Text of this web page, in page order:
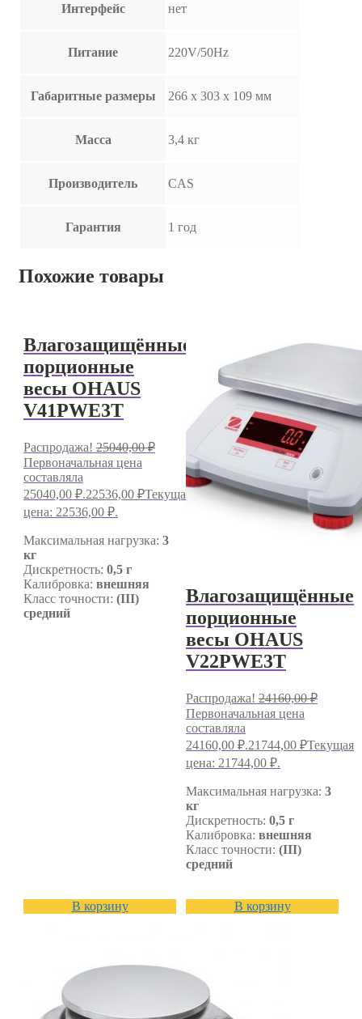
Интерфейс нет
Питание 220V/50Hz
Габаритные размеры 266 х 303 х 109 мм
Масса 3,4 кг
Производитель CAS
Гарантия 1 год
Похожие товары
Влагозащищённые
порционные
весы OHAUS
V41PWE3T
Распродажа! 25040,00₽
Первоначальная цена
составляла
25040,00 ₽.22536,00 ₽Текущая
цена: 22536,00 ₽.
Максимальная нагрузка: 3
кг
Дискретность: 0,5 г
Калибровка: внешняя
Класс точности: (III)
средний
В корзину
Влагозащищённые
порционные
весы OHAUS
V22PWE3T
Распродажа! 24160,00₽
Первоначальная цена
составляла
24160,00 ₽.21744,00 ₽Текущая
цена: 21744,00 ₽.
Максимальная нагрузка: 3
кг
Дискретность: 0,5 г
Калибровка: внешняя
Класс точности: (III)
средний
В корзину